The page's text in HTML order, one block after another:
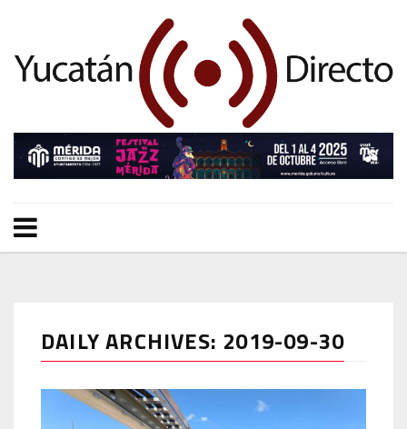
DAILY ARCHIVES: 2019-09-30